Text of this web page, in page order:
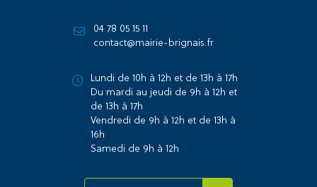
04 78 05 15 11
contact@mairie-brignais.fr
Lundi de 10h à 12h et de 13h à 17h
Du mardi au jeudi de 9h à 12h et
de 13h à 17h
Vendredi de 9h à 12h et de 13h à
16h
Samedi de 9h à 12h